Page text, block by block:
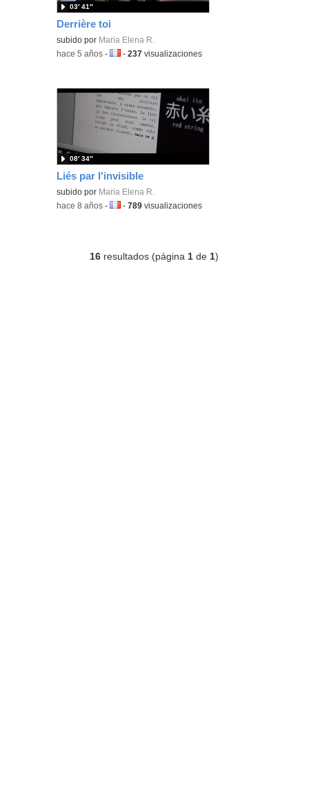
Derrière toi
subido por Maria Elena R.
03′ 41″
-hace 5 años -Idioma:
-237 visualizaciones
Liés par l'invisible
subido por Maria Elena R.
08′ 34″
-hace 8 años -Idioma:
-789 visualizaciones
16 resultados (página 1 de 1)